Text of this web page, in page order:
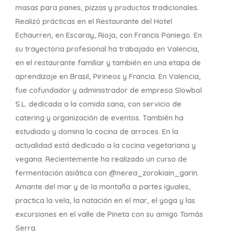
masas para panes, pizzas y productos tradicionales.
Realizó prácticas en el Restaurante del Hotel
Echaurren, en Escaray, Rioja, con Francis Paniego. En
su trayectoria profesional ha trabajado en Valencia,
en el restaurante familiar y también en una etapa de
aprendizaje en Brasil, Pirineos y Francia. En Valencia,
fue cofundador y administrador de empresa Slowbol
S.L. dedicada a la comida sana, con servicio de
catering y organización de eventos. También ha
estudiado y domina la cocina de arroces. En la
actualidad está dedicado a la cocina vegetariana y
vegana. Recientemente ha realizado un curso de
fermentación asiática con @nerea_zorokiain_garin.
Amante del mar y de la montaña a partes iguales,
practica la vela, la natación en el mar, el yoga y las
excursiones en el valle de Pineta con su amigo Tomás
Serra.